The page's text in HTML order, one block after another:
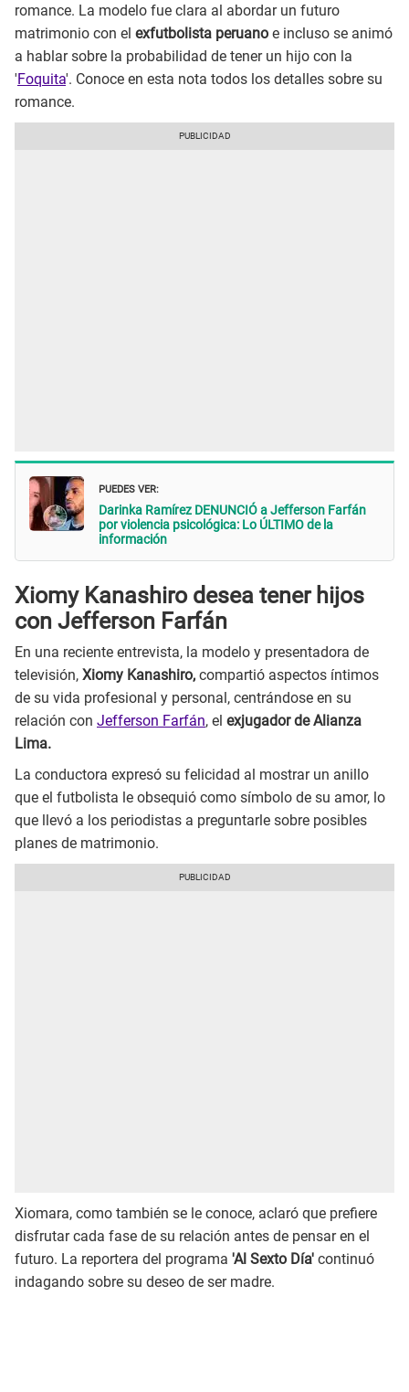
romance. La modelo fue clara al abordar un futuro
matrimonio con el exfutbolista peruano e incluso se animó
a hablar sobre la probabilidad de tener un hijo con la
'Foquita'. Conoce en esta nota todos los detalles sobre su
romance.
PUEDES VER:
Darinka Ramírez DENUNCIÓ a Jefferson Farfán
por violencia psicológica: Lo ÚLTIMO de la
información
Xiomy Kanashiro desea tener hijos
con Jefferson Farfán
En una reciente entrevista, la modelo y presentadora de
televisión, Xiomy Kanashiro, compartió aspectos íntimos
de su vida profesional y personal, centrándose en su
relación con Jefferson Farfán, el exjugador de Alianza
Lima.
La conductora expresó su felicidad al mostrar un anillo
que el futbolista le obsequió como símbolo de su amor, lo
que llevó a los periodistas a preguntarle sobre posibles
planes de matrimonio.
Xiomara, como también se le conoce, aclaró que prefiere
disfrutar cada fase de su relación antes de pensar en el
futuro. La reportera del programa 'Al Sexto Día' continuó
indagando sobre su deseo de ser madre.